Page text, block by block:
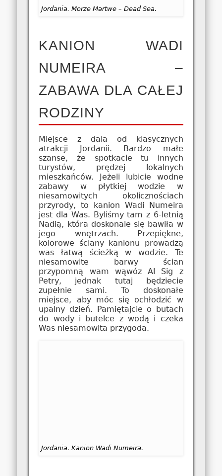
Jordania. Morze Martwe – Dead Sea.
KANION WADI
NUMEIRA –
ZABAWA DLA CAŁEJ
RODZINY
Miejsce z dala od klasycznych
atrakcji Jordanii. Bardzo małe
szanse, że spotkacie tu innych
turystów, prędzej lokalnych
mieszkańców. Jeżeli lubicie wodne
zabawy w płytkiej wodzie w
niesamowitych okolicznościach
przyrody, to kanion Wadi Numeira
jest dla Was. Byliśmy tam z 6-letnią
Nadią, która doskonale się bawiła w
jego wnętrzach. Przepiękne,
kolorowe ściany kanionu prowadzą
was łatwą ścieżką w wodzie. Te
niesamowite barwy ścian
przypomną wam wąwóz Al Sig z
Petry, jednak tutaj będziecie
zupełnie sami. To doskonałe
miejsce, aby móc się ochłodzić w
upalny dzień. Pamiętajcie o butach
do wody i butelce z wodą i czeka
Was niesamowita przygoda.
Jordania. Kanion Wadi Numeira.